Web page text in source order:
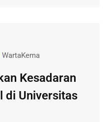
WartaKema
Kesadaran
di Universitas